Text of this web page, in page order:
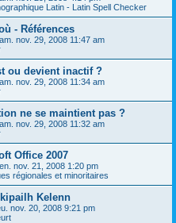
Latin - Latin Spell Checker
- Références
nov. 29, 2008 11:47 am
ou devient inactif ?
nov. 29, 2008 11:34 am
ne se maintient pas ?
nov. 29, 2008 11:32 am
Office 2007
nov. 21, 2008 1:20 pm
régionales et minoritaires
Kelenn
nov. 20, 2008 9:21 pm